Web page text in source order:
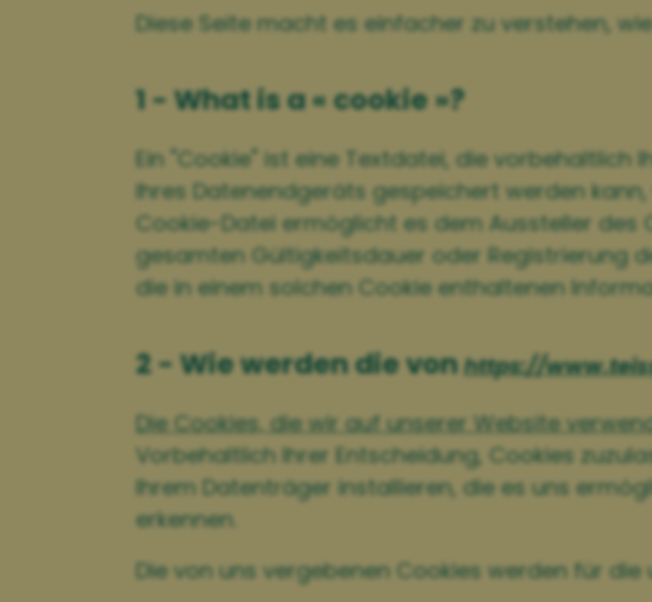
Diese Seite macht es einfacher zu verstehen,
1 - What is a « cookie »?
Ein "Cookie" ist eine Textdatei, die
Ihres Datenendgeräts gespeichert werden
Cookie-Datei ermöglicht es dem Aussteller des
gesamten Gültigkeitsdauer oder Registrierung
die in einem solchen Cookie enthaltenen
2 - Wie werden die vonhttps://
Die Cookies, die wir auf unserer Website
Vorbehaltlich Ihrer Entscheidung, Cookies
Ihrem Datenträger installieren, die es uns
erkennen.
Die von uns vergebenen Cookies werden für